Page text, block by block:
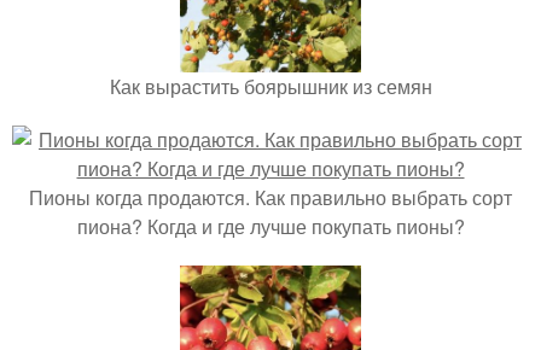
Как вырастить боярышник из семян
Пионы когда продаются. Как правильно выбрать сорт
пиона? Когда и где лучше покупать пионы?